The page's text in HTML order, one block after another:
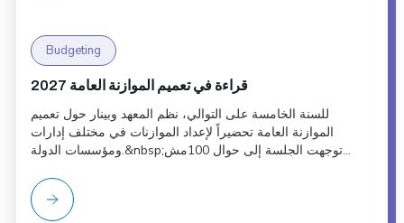
Budgeting
قراءة في تعميم الموازنة العامة 2027
للسنة الخامسة على التوالي، نظم المعهد وبينار حول تعميم
الموازنة العامة تحضيراً لإعداد الموازنات في مختلف إدارات
ومؤسسات الدولة.&nbsp;توجهت الجلسة إلى حوال 100مش...